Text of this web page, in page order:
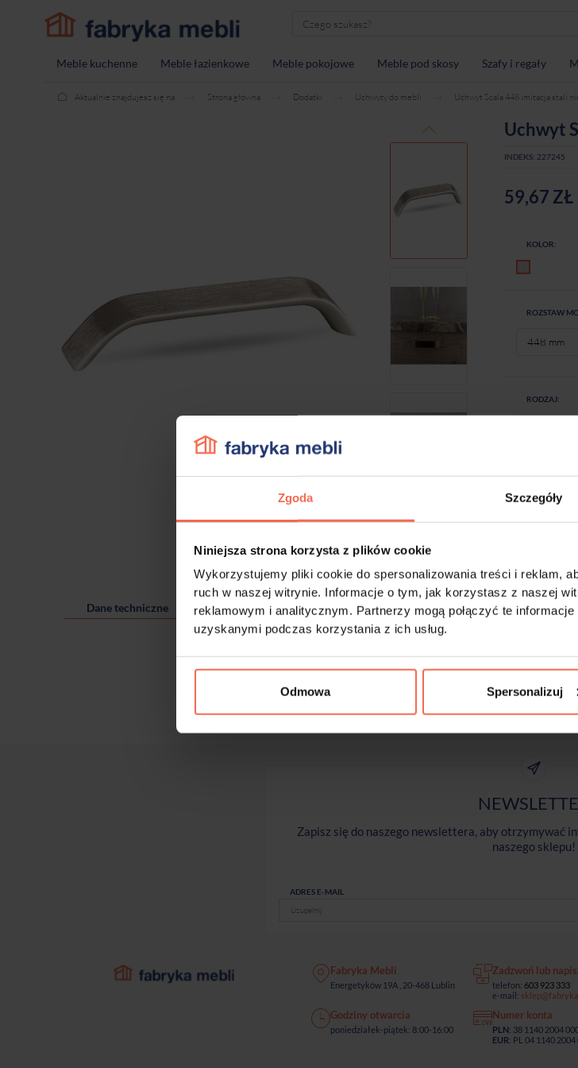
Zgoda Szczegóły
Niniejsza strona korzysta z plików cookie
Wykorzystujemy pliki cookie do spersonalizowania treści i reklam,
ruch w naszej witrynie. Informacje o tym, jak korzystasz z naszej
reklamowym i analitycznym. Partnerzy mogą połączyć te
uzyskanymi podczas korzystania z ich usług.
Odmowa Spersonalizuj
Meble kuchenne Meble łazienkowe Meble pokojowe Meble pod skosy Szafy i regały
Aktualnie znajdujesz się na Strona główna Dodatki Uchwyty do mebli Uchwyt Scala 448 imitacja stali
Uchwyt
INDEKS: 227245
59,67 ZŁ
KOLOR:
ROZSTAW
RODZAJ:
-
Dane techniczne
Zapisz się do naszego newslettera, aby otrzymywać
naszego sklepu!
ADRES E-MAIL
Fabryka Mebli
Energetyków 19A , 20-468 Lublin
Zadzwoń lub
telefon: 603 923 333
e-mail:
Godziny otwarcia
poniedziałek-piątek: 8:00-16:00
Numer konta
PLN: 38 1140 2004
EUR: PL 04 1140